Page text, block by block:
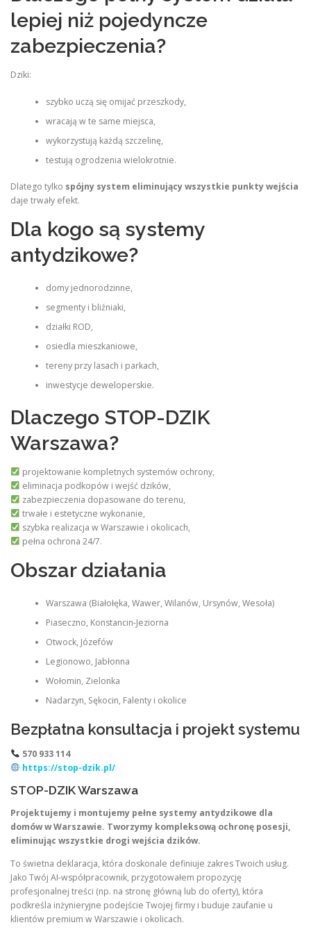
lepiej niż pojedyncze
zabezpieczenia?
Dziki:
szybko uczą się omijać przeszkody,
wracają w te same miejsca,
wykorzystują każdą szczelinę,
testują ogrodzenia wielokrotnie.
Dlatego tylko spójny system eliminujący wszystkie punkty wejścia
daje trwały efekt.
Dla kogo są systemy
antydzikowe?
domy jednorodzinne,
segmenty i bliźniaki,
działki ROD,
osiedla mieszkaniowe,
tereny przy lasach i parkach,
inwestycje deweloperskie.
Dlaczego STOP-DZIK
Warszawa?
projektowanie kompletnych systemów ochrony,
eliminacja podkopów i wejść dzików,
zabezpieczenia dopasowane do terenu,
trwałe i estetyczne wykonanie,
szybka realizacja w Warszawie i okolicach,
pełna ochrona 24/7.
Obszar działania
Warszawa (Białołęka, Wawer, Wilanów, Ursynów, Wesoła)
Piaseczno, Konstancin-Jeziorna
Otwock, Józefów
Legionowo, Jabłonna
Wołomin, Zielonka
Nadarzyn, Sękocin, Falenty i okolice
Bezpłatna konsultacja i projekt systemu
570 933 114
https://stop-dzik.pl/
STOP-DZIK Warszawa
Projektujemy i montujemy pełne systemy antydzikowe dla
domów w Warszawie. Tworzymy kompleksową ochronę posesji,
eliminując wszystkie drogi wejścia dzików.
To świetna deklaracja, która doskonale definiuje zakres Twoich usług.
Jako Twój AI-współpracownik, przygotowałem propozycję
profesjonalnej treści (np. na stronę główną lub do oferty), która
podkreśla inżynieryjne podejście Twojej firmy i buduje zaufanie u
klientów premium w Warszawie i okolicach.